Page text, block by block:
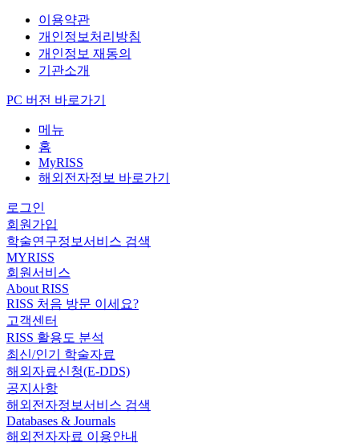
이용약관
개인정보처리방침
개인정보 재동의
기관소개
PC 버전 바로가기
메뉴
홈
MyRISS
해외전자정보 바로가기
로그인
회원가입
학술연구정보서비스 검색
MYRISS
회원서비스
About RISS
RISS 처음 방문 이세요?
고객센터
RISS 활용도 분석
최신/인기 학술자료
해외자료신청(E-DDS)
공지사항
해외전자정보서비스 검색
Databases & Journals
해외전자자료 이용안내